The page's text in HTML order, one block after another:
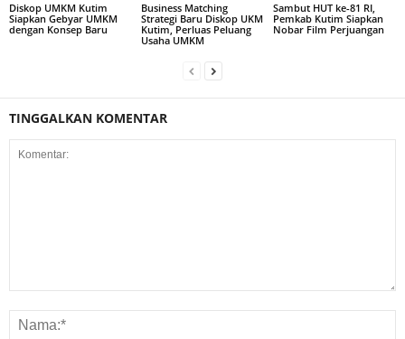
Diskop UMKM Kutim
Siapkan Gebyar UMKM
dengan Konsep Baru
Business Matching
Strategi Baru Diskop UKM
Kutim, Perluas Peluang
Usaha UMKM
Sambut HUT ke-81 RI,
Pemkab Kutim Siapkan
Nobar Film Perjuangan
TINGGALKAN KOMENTAR